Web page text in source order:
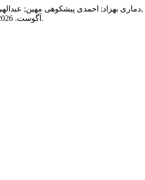
دماری بهزاد; احمدی پیشکوهی مهین;,
DOI: 10.22037/ch.v2i4.11274. Disponível em: https://journals.sbmu.ac.ir/ch/index.php/ch/article/view/11274. Acesso em: 8 آگوست. 2026.